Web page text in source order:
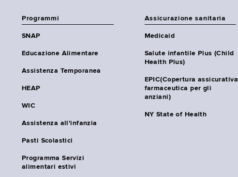
Programmi
SNAP
Educazione Alimentare
Assistenza Temporanea
HEAP
WIC
Assistenza all'infanzia
Pasti Scolastici
Programma Servizi
alimentari estivi
Assicurazione sanitaria
Medicaid
Salute infantile Plus (Child
Health Plus)
EPIC(Copertura assicurativa
farmaceutica per gli
anziani)
NY State of Health